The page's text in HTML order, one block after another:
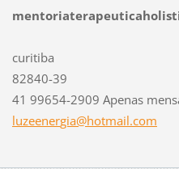
curitiba
82840-39
41 99654-2909 Apenas
luzeenergia@hotmail.com